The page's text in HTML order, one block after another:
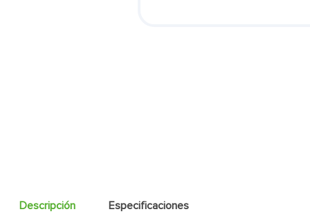
Descripción Especificaciones